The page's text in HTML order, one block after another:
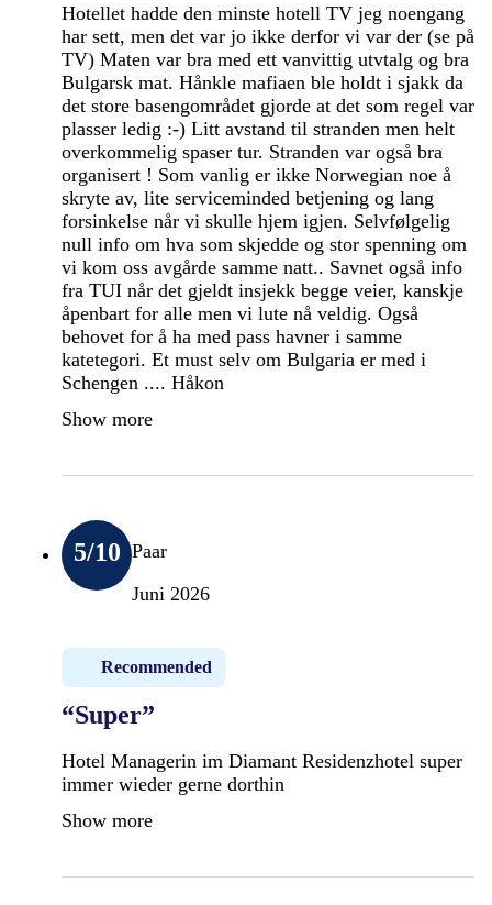
Hotellet hadde den minste hotell TV jeg noengang
har sett, men det var jo ikke derfor vi var der (se på
TV) Maten var bra med ett vanvittig utvtalg og bra
Bulgarsk mat. Hånkle mafiaen ble holdt i sjakk da
det store basengområdet gjorde at det som regel var
plasser ledig :-) Litt avstand til stranden men helt
overkommelig spaser tur. Stranden var også bra
organisert ! Som vanlig er ikke Norwegian noe å
skryte av, lite serviceminded betjening og lang
forsinkelse når vi skulle hjem igjen. Selvfølgelig
null info om hva som skjedde og stor spenning om
vi kom oss avgårde samme natt.. Savnet også info
fra TUI når det gjeldt insjekk begge veier, kanskje
åpenbart for alle men vi lute nå veldig. Også
behovet for å ha med pass havner i samme
katetegori. Et must selv om Bulgaria er med i
Schengen .... Håkon
Show more
5/10 Paar
Juni 2026
Recommended
“Super”
Hotel Managerin im Diamant Residenzhotel super
immer wieder gerne dorthin
Show more